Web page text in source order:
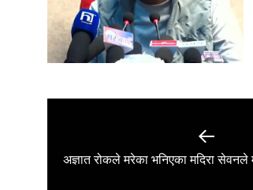
अज्ञात रोकले मरेका भनिएका मदिरा